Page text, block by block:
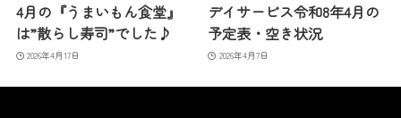
4月の『うまいもん食堂』
は”散らし寿司”でした♪
2026年4月17日
デイサービス令和8年4月の
予定表・空き状況
2026年4月7日